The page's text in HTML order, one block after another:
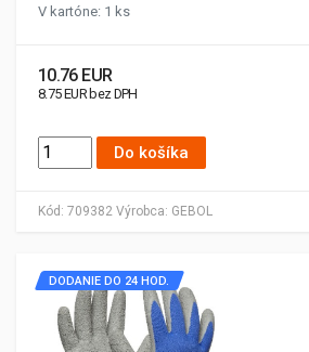
Kód: 709382 Výrobca: GEBOL
V kartóne: 1 ks
10.76 EUR
8.75 EUR bez DPH
Do košíka
DODANIE DO 24 HOD.